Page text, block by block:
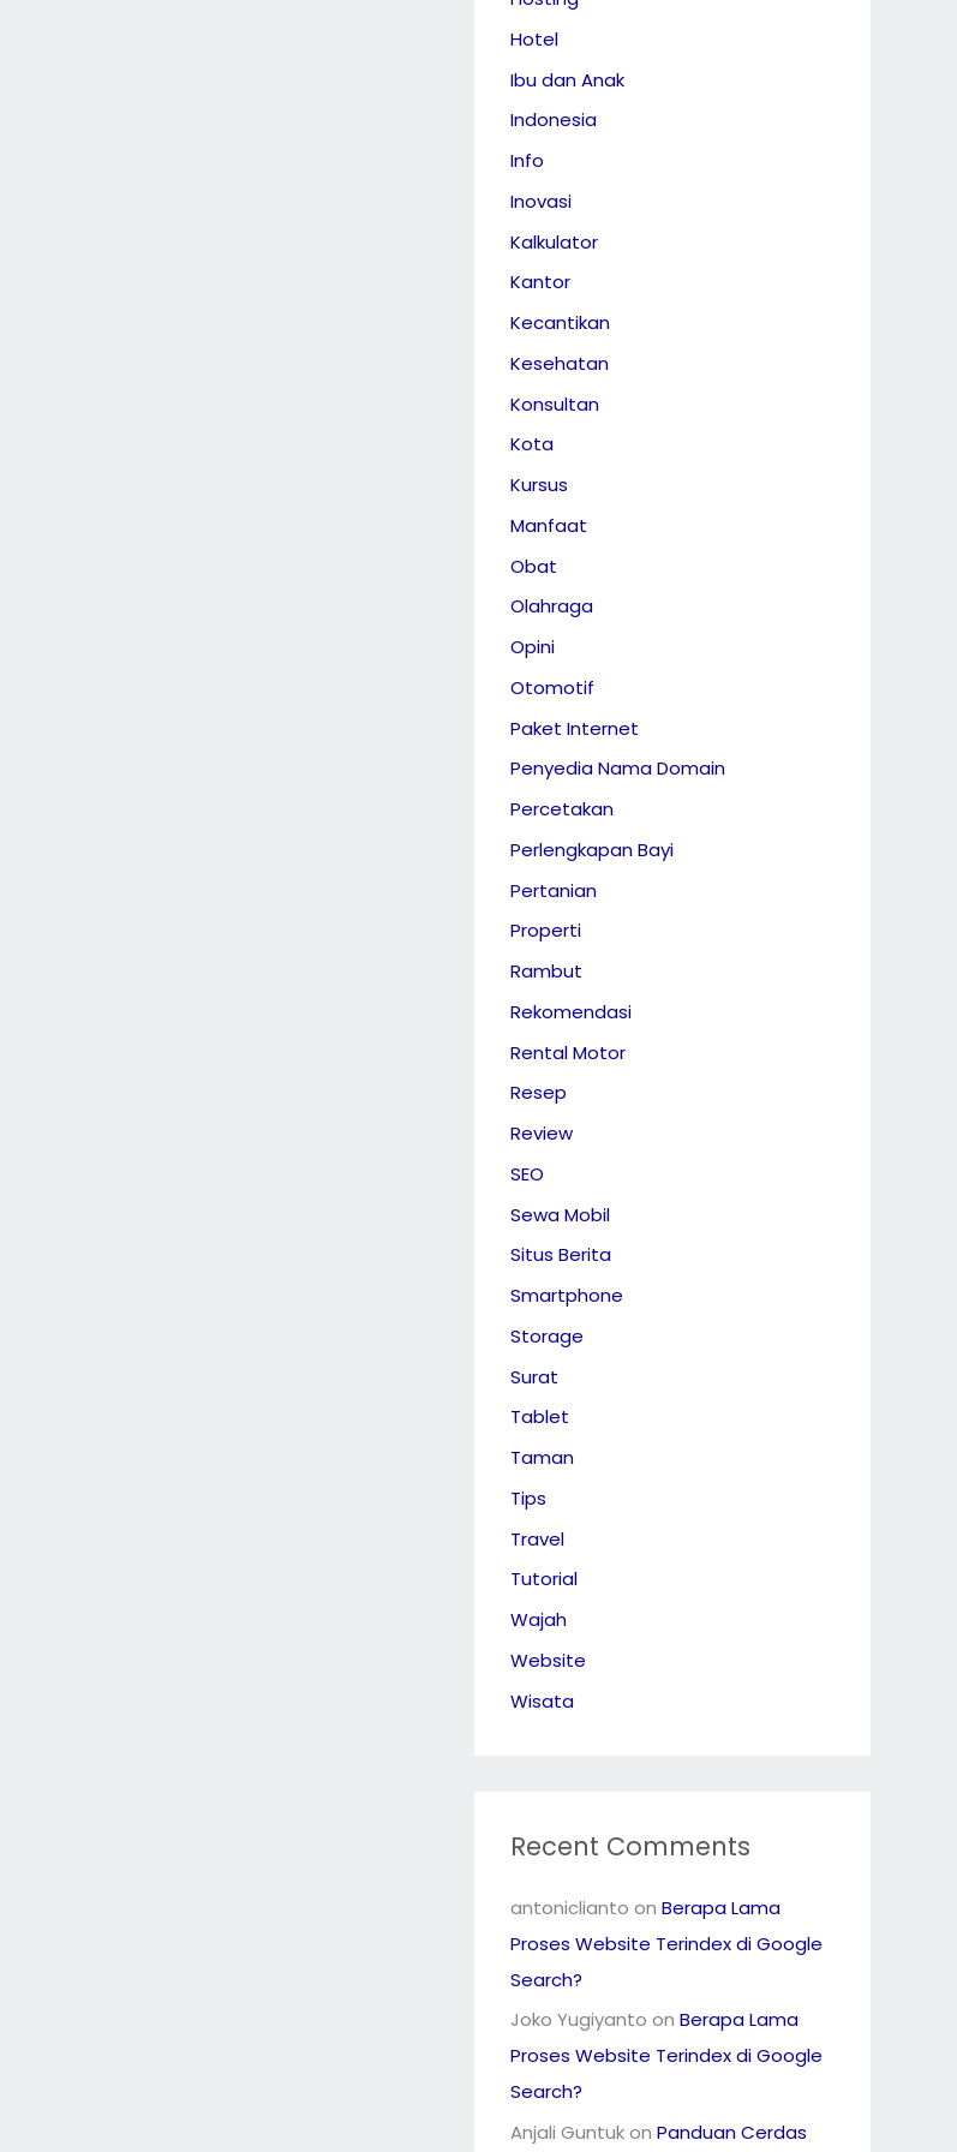
Hotel
Ibu dan Anak
Indonesia
Info
Inovasi
Kalkulator
Kantor
Kecantikan
Kesehatan
Konsultan
Kota
Kursus
Manfaat
Obat
Olahraga
Opini
Otomotif
Paket Internet
Penyedia Nama Domain
Percetakan
Perlengkapan Bayi
Pertanian
Properti
Rambut
Rekomendasi
Rental Motor
Resep
Review
SEO
Sewa Mobil
Situs Berita
Smartphone
Storage
Surat
Tablet
Taman
Tips
Travel
Tutorial
Wajah
Website
Wisata
Recent Comments
antoniclianto on Berapa Lama
Proses Website Terindex di Google
Search?
Joko Yugiyanto on Berapa Lama
Proses Website Terindex di Google
Search?
Anjali Guntukon Panduan Cerdas